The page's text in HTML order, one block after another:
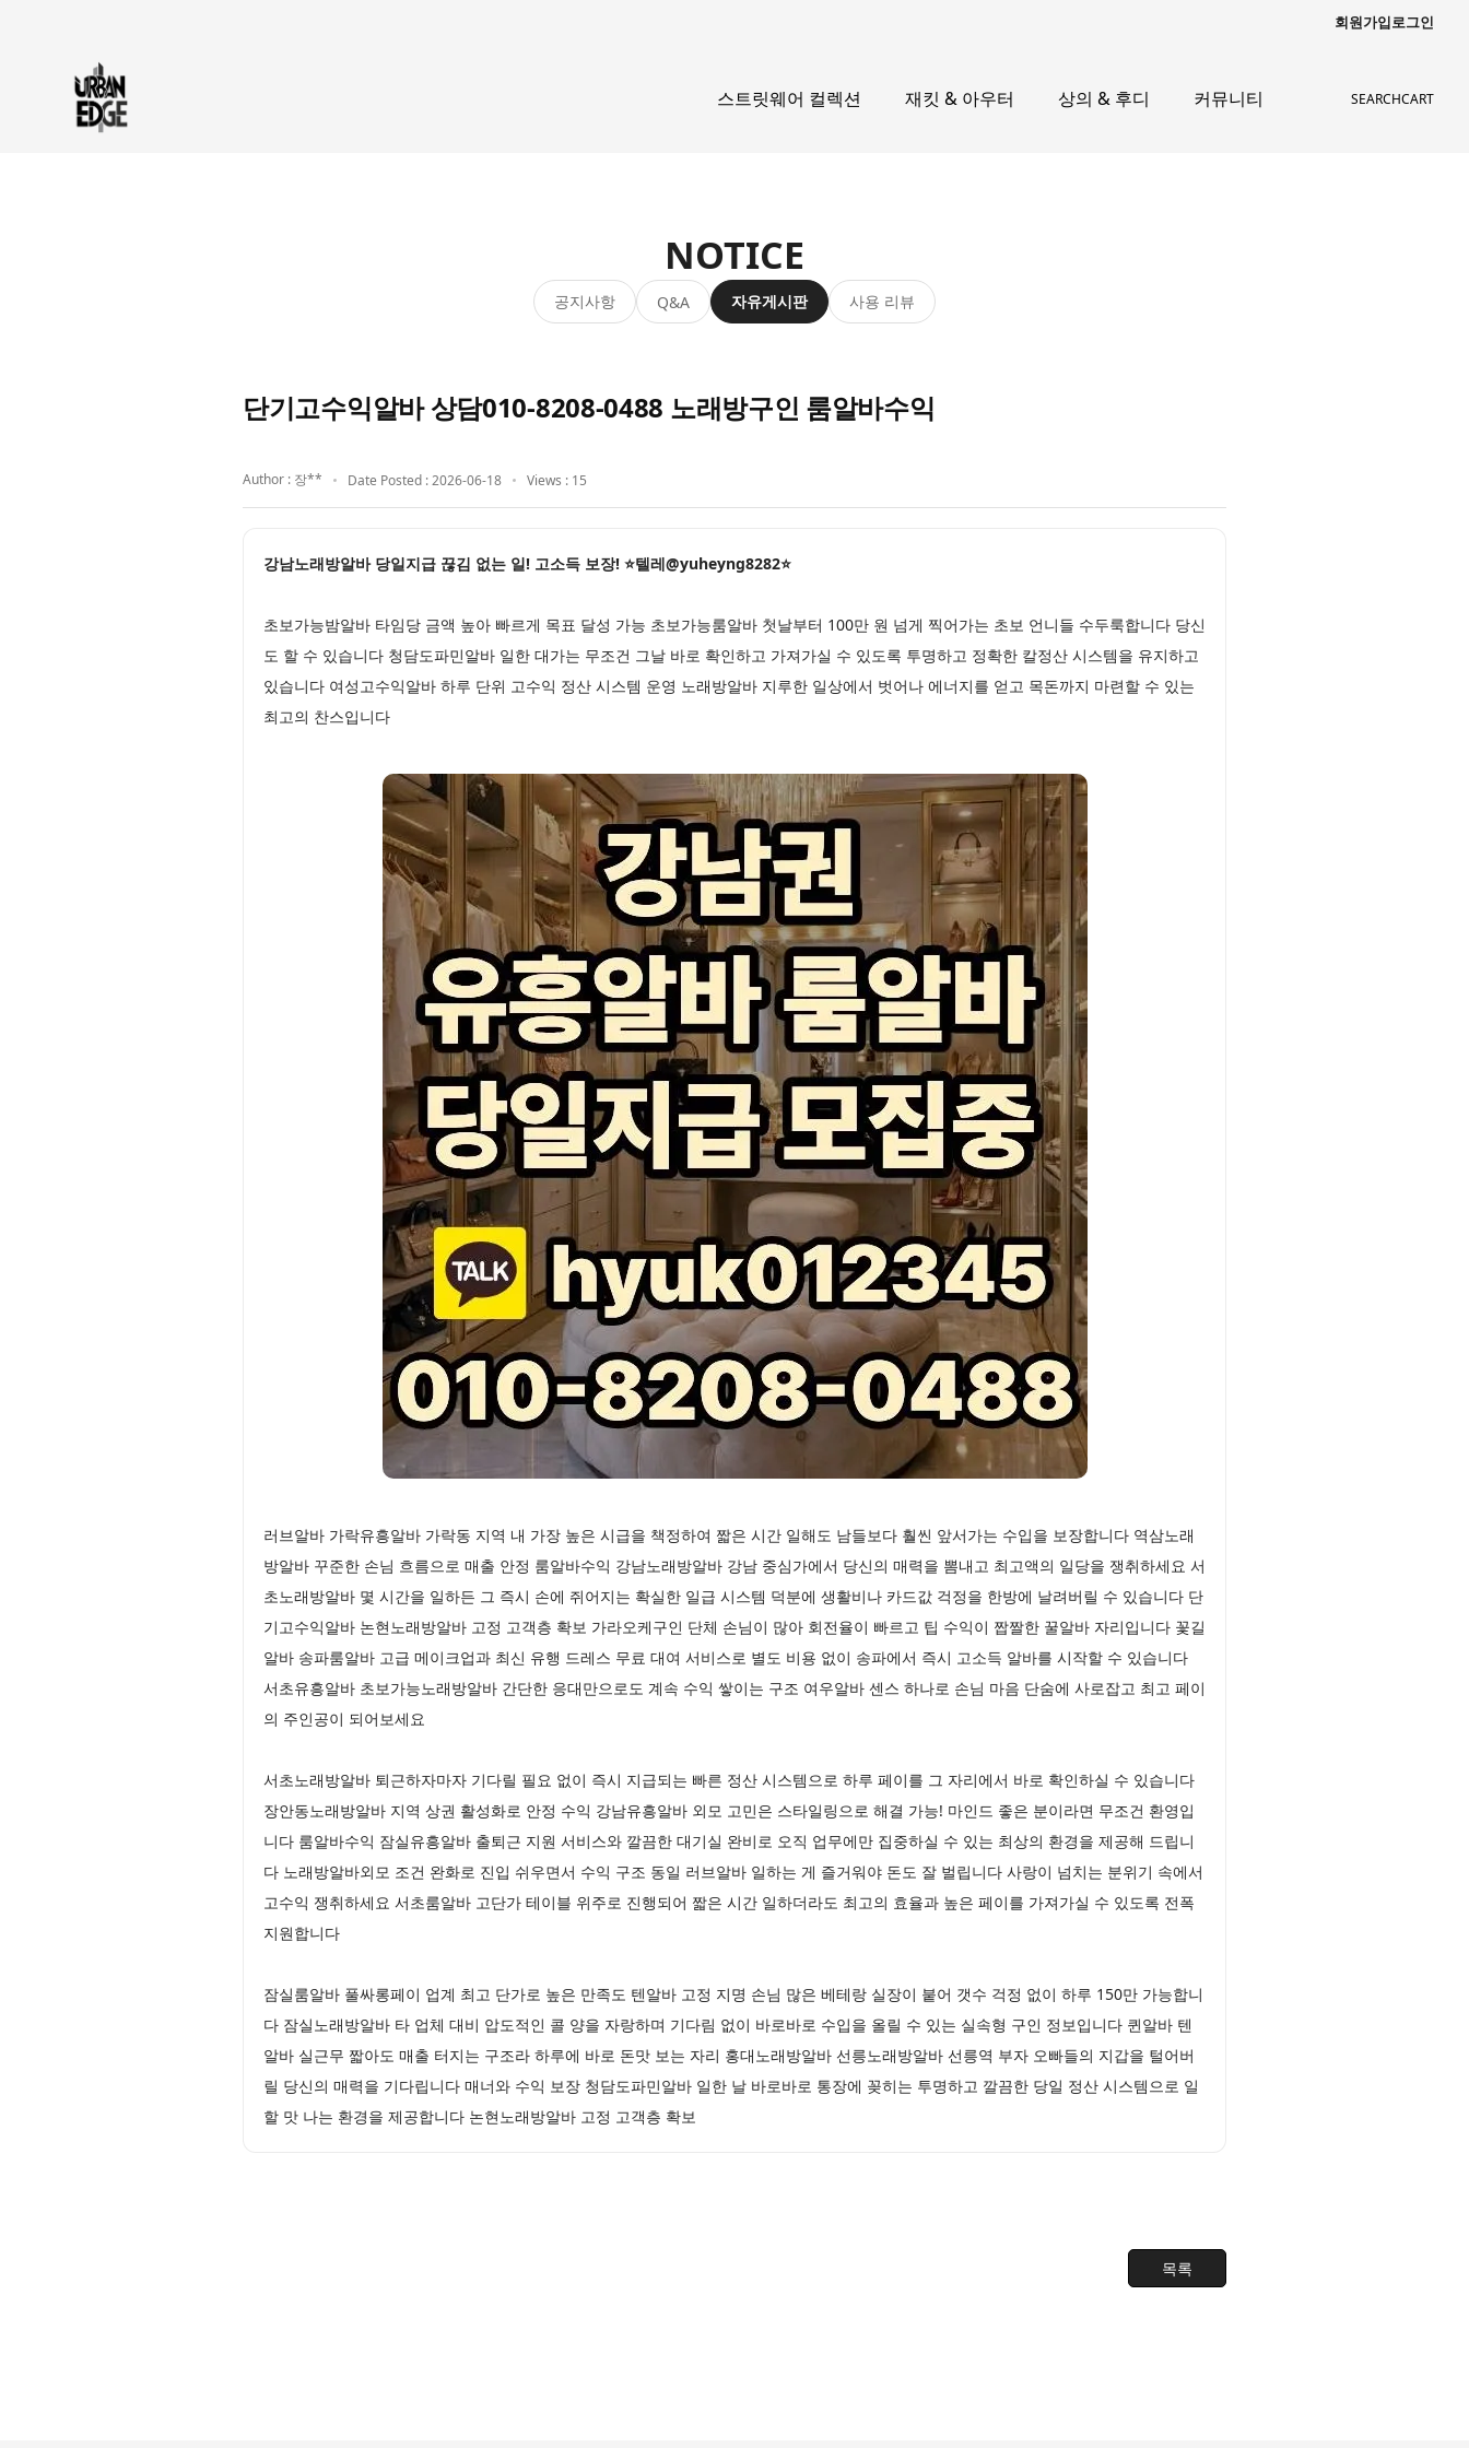
회원가입로그인
스트릿웨어 컬렉션 재킷 & 아우터 상의 & 후디 커뮤니티 SEARCHCART
NOTICE
공지사항 Q&A 자유게시판 사용 리뷰
단기고수익알바 상담010-8208-0488 노래방구인 룸알바수익
Author : 장** Date Posted : 2026-06-18 Views : 15
강남노래방알바 당일지급 끊김 없는 일! 고소득 보장! ⭐텔레@yuheyng8282⭐
초보가능밤알바 타임당 금액 높아 빠르게 목표 달성 가능 초보가능룸알바 첫날부터 100만 원 넘게 찍어가는 초보 언니들 수두룩합니다 당신
도 할 수 있습니다 청담도파민알바 일한 대가는 무조건 그날 바로 확인하고 가져가실 수 있도록 투명하고 정확한 칼정산 시스템을 유지하고
있습니다 여성고수익알바 하루 단위 고수익 정산 시스템 운영 노래방알바 지루한 일상에서 벗어나 에너지를 얻고 목돈까지 마련할 수 있는
최고의 찬스입니다
러브알바 가락유흥알바 가락동 지역 내 가장 높은 시급을 책정하여 짧은 시간 일해도 남들보다 훨씬 앞서가는 수입을 보장합니다 역삼노래
방알바 꾸준한 손님 흐름으로 매출 안정 룸알바수익 강남노래방알바 강남 중심가에서 당신의 매력을 뽐내고 최고액의 일당을 쟁취하세요 서
초노래방알바 몇 시간을 일하든 그 즉시 손에 쥐어지는 확실한 일급 시스템 덕분에 생활비나 카드값 걱정을 한방에 날려버릴 수 있습니다 단
기고수익알바 논현노래방알바 고정 고객층 확보 가라오케구인 단체 손님이 많아 회전율이 빠르고 팁 수익이 짭짤한 꿀알바 자리입니다 꽃길
알바 송파룸알바 고급 메이크업과 최신 유행 드레스 무료 대여 서비스로 별도 비용 없이 송파에서 즉시 고소득 알바를 시작할 수 있습니다
서초유흥알바 초보가능노래방알바 간단한 응대만으로도 계속 수익 쌓이는 구조 여우알바 센스 하나로 손님 마음 단숨에 사로잡고 최고 페이
의 주인공이 되어보세요
서초노래방알바 퇴근하자마자 기다릴 필요 없이 즉시 지급되는 빠른 정산 시스템으로 하루 페이를 그 자리에서 바로 확인하실 수 있습니다
장안동노래방알바 지역 상권 활성화로 안정 수익 강남유흥알바 외모 고민은 스타일링으로 해결 가능! 마인드 좋은 분이라면 무조건 환영입
니다 룸알바수익 잠실유흥알바 출퇴근 지원 서비스와 깔끔한 대기실 완비로 오직 업무에만 집중하실 수 있는 최상의 환경을 제공해 드립니
다 노래방알바외모 조건 완화로 진입 쉬우면서 수익 구조 동일 러브알바 일하는 게 즐거워야 돈도 잘 벌립니다 사랑이 넘치는 분위기 속에서
고수익 쟁취하세요 서초룸알바 고단가 테이블 위주로 진행되어 짧은 시간 일하더라도 최고의 효율과 높은 페이를 가져가실 수 있도록 전폭
지원합니다
잠실룸알바 풀싸롱페이 업계 최고 단가로 높은 만족도 텐알바 고정 지명 손님 많은 베테랑 실장이 붙어 갯수 걱정 없이 하루 150만 가능합니
다 잠실노래방알바 타 업체 대비 압도적인 콜 양을 자랑하며 기다림 없이 바로바로 수입을 올릴 수 있는 실속형 구인 정보입니다 퀸알바 텐
알바 실근무 짧아도 매출 터지는 구조라 하루에 바로 돈맛 보는 자리 홍대노래방알바 선릉노래방알바 선릉역 부자 오빠들의 지갑을 털어버
릴 당신의 매력을 기다립니다 매너와 수익 보장 청담도파민알바 일한 날 바로바로 통장에 꽂히는 투명하고 깔끔한 당일 정산 시스템으로 일
할 맛 나는 환경을 제공합니다 논현노래방알바 고정 고객층 확보
목록